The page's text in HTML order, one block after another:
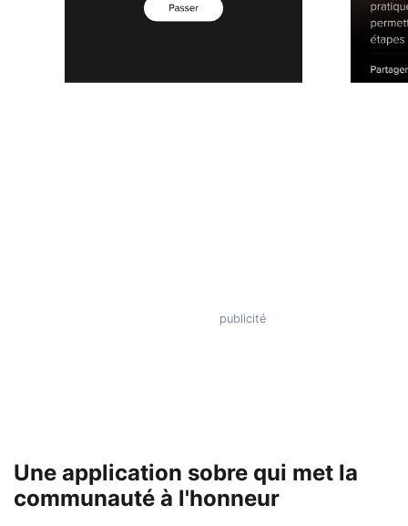
Une application sobre qui met la
communauté à l'honneur